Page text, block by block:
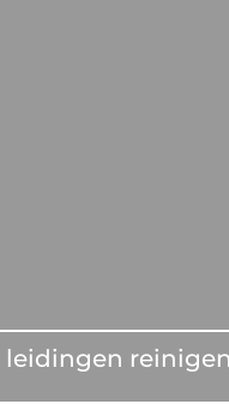
leidingen reinigen